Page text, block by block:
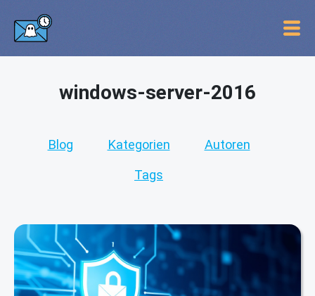
windows-server-2016
Blog Kategorien Autoren
Tags